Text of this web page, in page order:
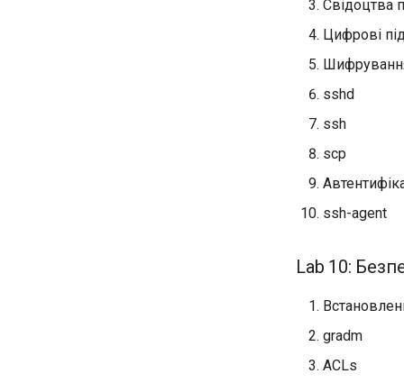
Свідоцтва
Цифрові
sshd
ssh
scp
ssh-agent
Lab 10:
gradm
ACLs